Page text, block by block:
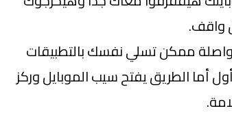
واقف.
ممكن تسلي نفسك بالتطبيقات
أما الطريق يفتح سيب الموبايل وركز